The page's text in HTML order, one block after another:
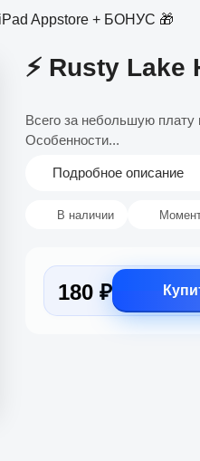
Appstore + БОНУС 🎁
⚡️ Rusty
Всего за небольшую плату
Особенности...
Подробное описание
В наличии
180 ₽